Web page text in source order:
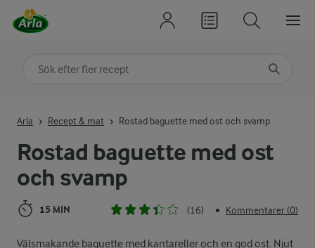
Rostad baguette med ost
och svamp
15 MIN (16) • Kommentarer (0)
Välsmakande baguette med kantareller och en god ost. Njut
Arla Recept & mat Rostad baguette med ost och svamp
Sök på kategori eller ingrediens